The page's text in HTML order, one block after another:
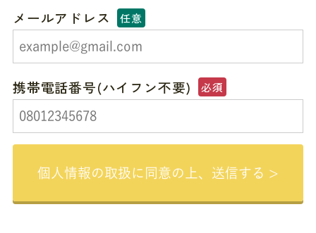
メールアドレス 任意
携帯電話番号(ハイフン不要) 必須